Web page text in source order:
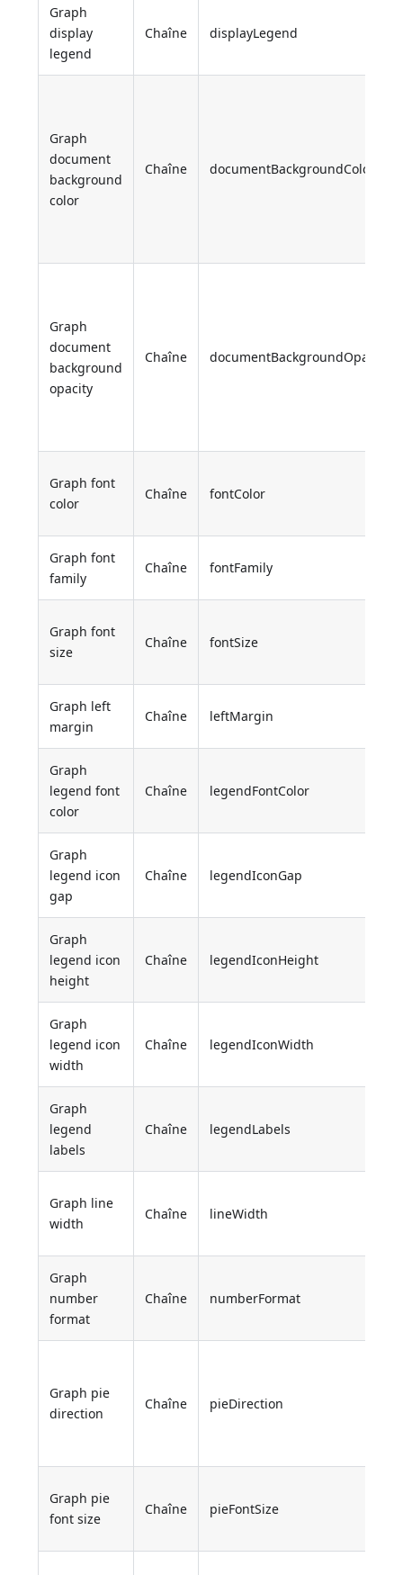
Graph
display
legend
Chaîne displayLegend
Graph
document
background
color
Chaîne documentBackgroundColor
Graph
document
background
opacity
Chaîne documentBackgroundOpacity
Graph font
color
Chaîne fontColor
Graph font
family
Chaîne fontFamily
Graph font
size
Chaîne fontSize
Graph left
margin
Chaîne leftMargin
Graph
legend font
color
Chaîne legendFontColor
Graph
legend icon
gap
Chaîne legendIconGap
Graph
legend icon
height
Chaîne legendIconHeight
Graph
legend icon
width
Chaîne legendIconWidth
Graph
legend
labels
Chaîne legendLabels
Graph line
width
Chaîne lineWidth
Graph
number
format
Chaîne numberFormat
Graph pie
direction
Chaîne pieDirection
Graph pie
font size
Chaîne pieFontSize